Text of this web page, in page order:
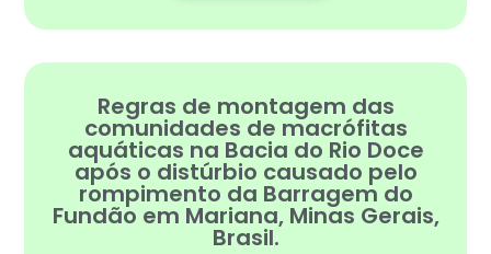
Regras de montagem das
comunidades de macrófitas
aquáticas na Bacia do Rio Doce
após o distúrbio causado pelo
rompimento da Barragem do
Fundão em Mariana, Minas Gerais,
Brasil.